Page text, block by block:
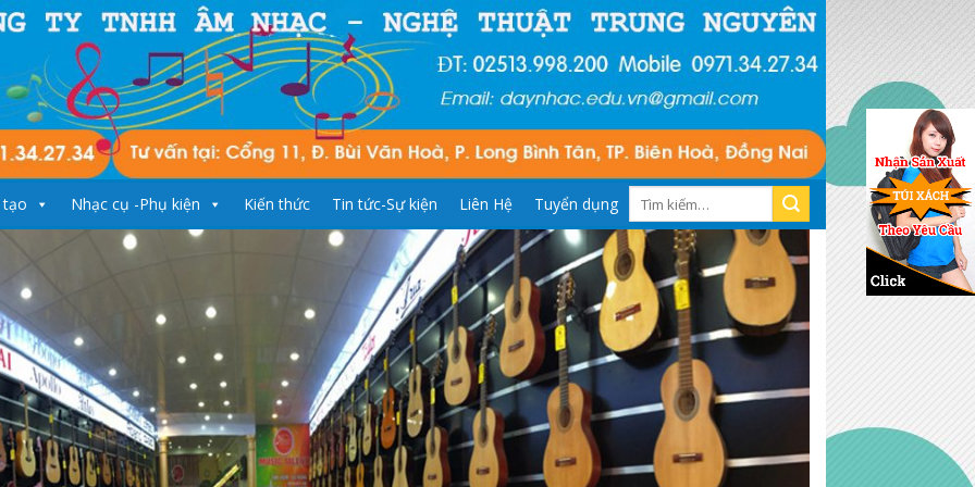
Nhạc cụ -Phụ kiện Kiến thức Tin tức-Sự kiện Liên Hệ Tuyển dụng
Tìm
kiếm: